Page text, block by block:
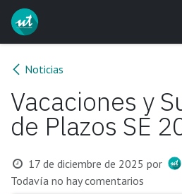
Ir al contenido
Noticias
Vacaciones y
de Plazos SE
17 de diciembre de 2025 por
Todavía no hay comentarios